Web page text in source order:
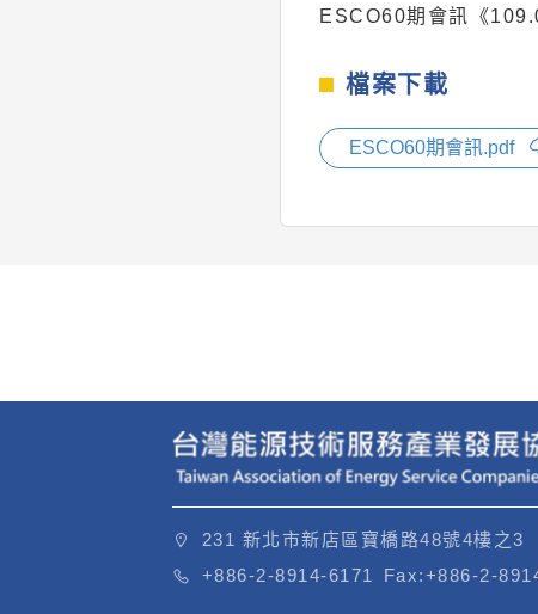
ESCO60期會訊《
檔案下載
ESCO60期會訊.pdf
231 新北市新店區寶橋路48號4樓之3
+886-2-8914-6171
Fax:+886-2-